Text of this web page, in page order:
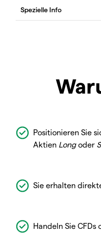
Positionieren Sie
Aktien Longoder
Sie erhalten
Handeln Sie